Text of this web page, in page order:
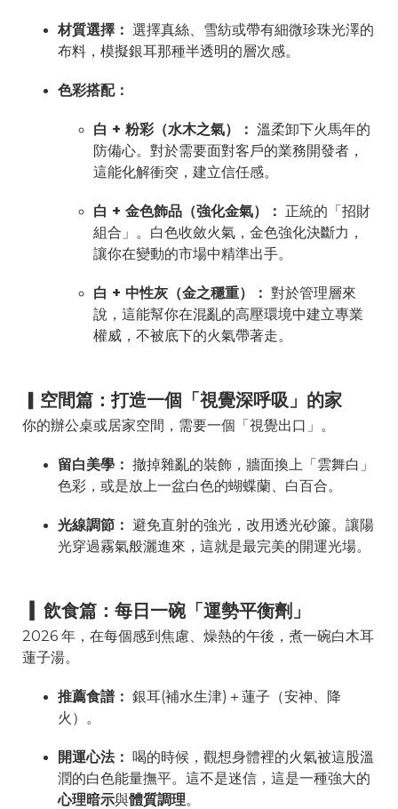
材質選擇： 選擇真絲、雪紡或帶有細微珍珠光澤的
布料，模擬銀耳那種半透明的層次感。
色彩搭配：
白 + 粉彩（水木之氣）： 溫柔卸下火馬年的
防備心。對於需要面對客戶的業務開發者，
這能化解衝突，建立信任感。
白 + 金色飾品（強化金氣）： 正統的「招財
組合」。白色收斂火氣，金色強化決斷力，
讓你在變動的市場中精準出手。
白 + 中性灰（金之穩重）： 對於管理層來
說，這能幫你在混亂的高壓環境中建立專業
權威，不被底下的火氣帶著走。
▎空間篇：打造一個「視覺深呼吸」的家
你的辦公桌或居家空間，需要一個「視覺出口」。
留白美學： 撤掉雜亂的裝飾，牆面換上「雲舞白」
色彩，或是放上一盆白色的蝴蝶蘭、白百合。
光線調節： 避免直射的強光，改用透光砂簾。讓陽
光穿過霧氣般灑進來，這就是最完美的開運光場。
▎ 飲食篇：每日一碗「運勢平衡劑」
2026 年，在每個感到焦慮、燥熱的午後，煮一碗白木耳
蓮子湯。
推薦食譜： 銀耳(補水生津)＋蓮子（安神、降
火）。
開運心法： 喝的時候，觀想身體裡的火氣被這股溫
潤的白色能量撫平。這不是迷信，這是一種強大的
心理暗示與體質調理。